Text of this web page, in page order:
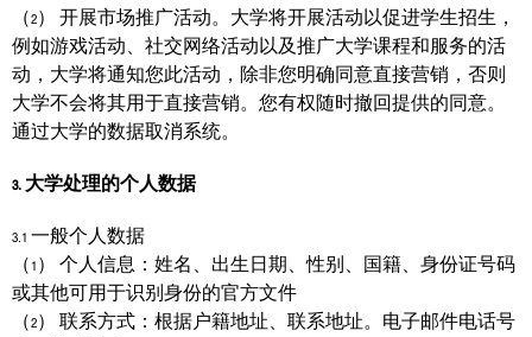
（2） 开展市场推广活动。大学将开展活动以促进学生招生，
例如游戏活动、社交网络活动以及推广大学课程和服务的活
动，大学将通知您此活动，除非您明确同意直接营销，否则
大学不会将其用于直接营销。您有权随时撤回提供的同意。
通过大学的数据取消系统。
3. 大学处理的个人数据
3.1 一般个人数据
（1） 个人信息：姓名、出生日期、性别、国籍、身份证号码
或其他可用于识别身份的官方文件
（2） 联系方式：根据户籍地址、联系地址。电子邮件电话号